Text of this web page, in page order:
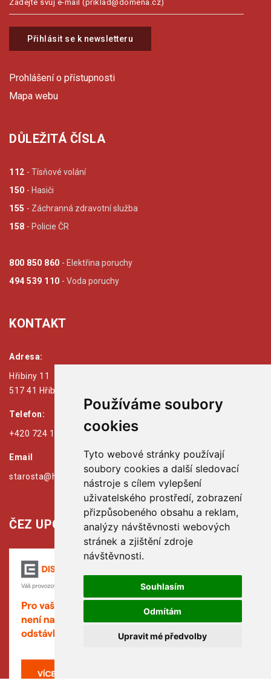
Používáme soubory
cookies
Tyto webové stránky používají
soubory cookies a další sledovací
nástroje s cílem vylepšení
uživatelského prostředí, zobrazení
přizpůsobeného obsahu a reklam,
analýzy návštěvnosti webových
stránek a zjištění zdroje
návštěvnosti.
Souhlasím
Odmítám
Upravit mé předvolby
Přihlásit se k newsletteru
Prohlášení o přístupnosti
Mapa webu
DŮLEŽITÁ ČÍSLA
112 - Tísňové volání
150 - Hasiči
155 - Záchranná zdravotní služba
158 - Policie ČR
800 850 860 - Elektřina poruchy
494 539 110 - Voda poruchy
KONTAKT
Adresa:
Hřibiny 11
517 41 Hřibiny - Ledská
Telefon:
+420 724 179 125
Email
starosta@hribiny-ledska.cz
ČEZ UPOZORŇUJE: